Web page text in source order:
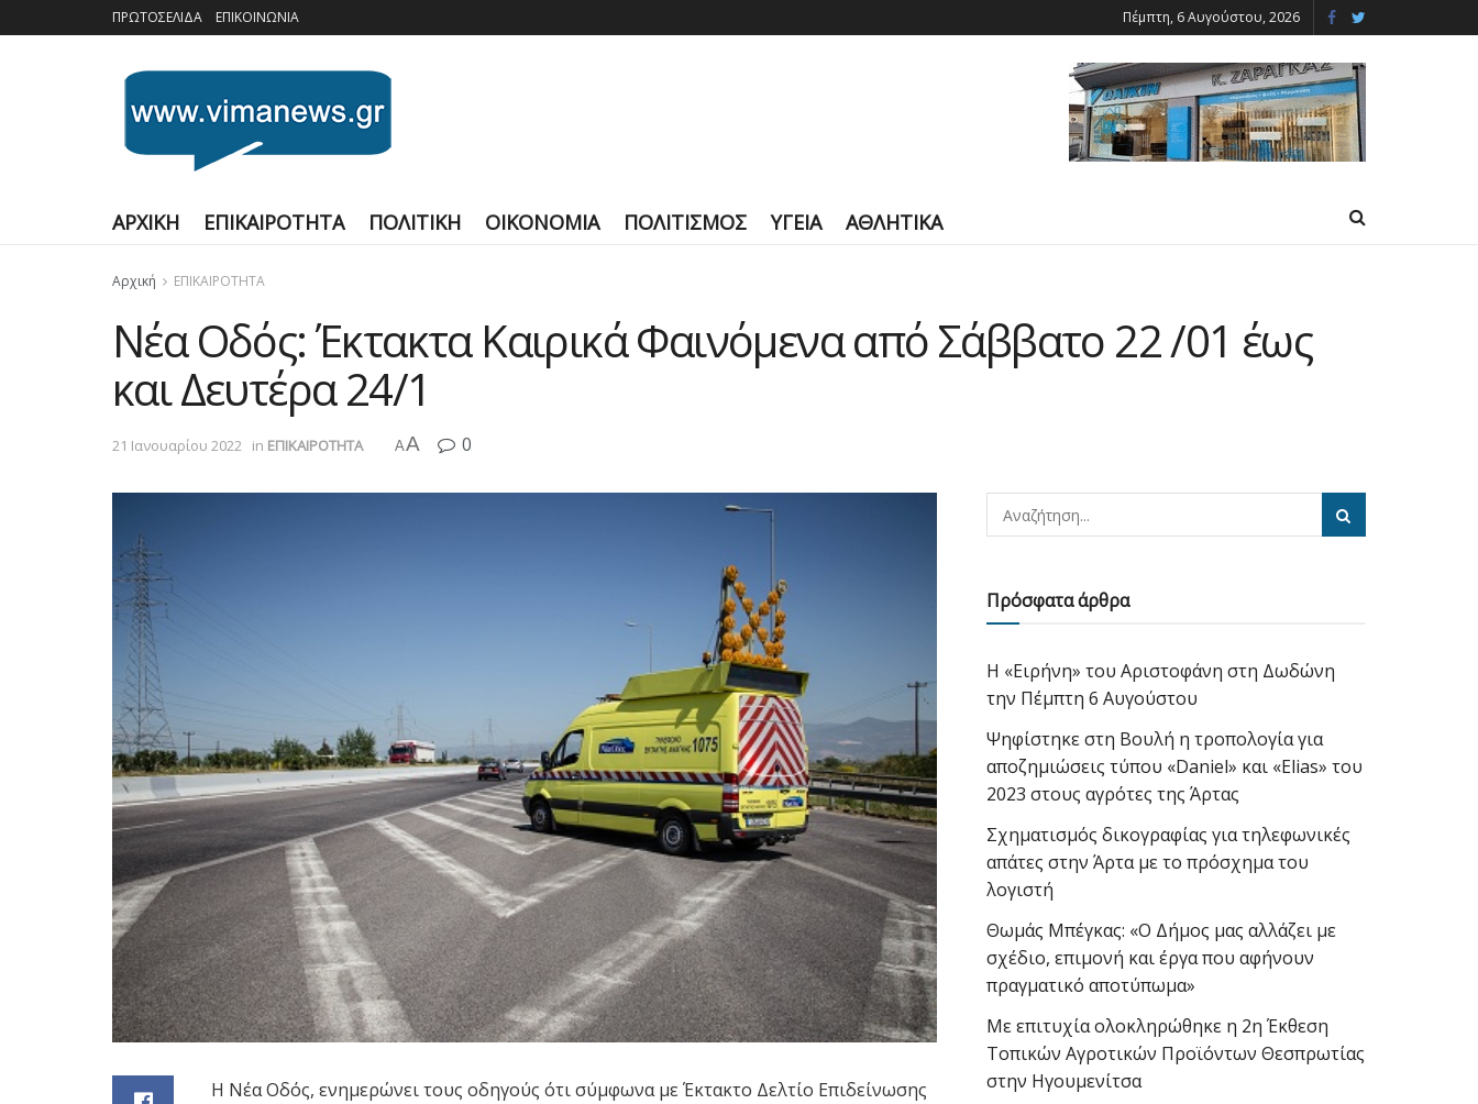
ΠΡΩΤΟΣΕΛΙΔΑ ΕΠΙΚΟΙΝΩΝΙΑ Πέμπτη, 6 Αυγούστου, 2026
ΑΡΧΙΚΗ ΕΠΙΚΑΙΡΟΤΗΤΑ ΠΟΛΙΤΙΚΗ ΟΙΚΟΝΟΜΙΑ ΠΟΛΙΤΙΣΜΟΣ ΥΓΕΙΑ ΑΘΛΗΤΙΚΑ
Αρχική ΕΠΙΚΑΙΡΟΤΗΤΑ
Νέα Οδός: Έκτακτα Καιρικά Φαινόμενα από Σάββατο 22 /01 έως
και Δευτέρα 24/1
21 Ιανουαρίου 2022 in ΕΠΙΚΑΙΡΟΤΗΤΑ AA 0
Η Νέα Οδός, ενημερώνει τους οδηγούς ότι σύμφωνα με Έκτακτο Δελτίο Επιδείνωσης
Πρόσφατα άρθρα
Η «Ειρήνη» του Αριστοφάνη στη Δωδώνη
την Πέμπτη 6 Αυγούστου
Ψηφίστηκε στη Βουλή η τροπολογία για
αποζημιώσεις τύπου «Daniel» και «Elias» του
2023 στους αγρότες της Άρτας
Σχηματισμός δικογραφίας για τηλεφωνικές
απάτες στην Άρτα με το πρόσχημα του
λογιστή
Θωμάς Μπέγκας: «Ο Δήμος μας αλλάζει με
σχέδιο, επιμονή και έργα που αφήνουν
πραγματικό αποτύπωμα»
Με επιτυχία ολοκληρώθηκε η 2η Έκθεση
Τοπικών Αγροτικών Προϊόντων Θεσπρωτίας
στην Ηγουμενίτσα